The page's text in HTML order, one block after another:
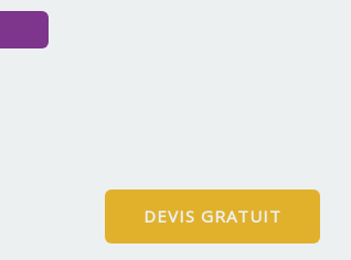
DEVIS GRATUIT